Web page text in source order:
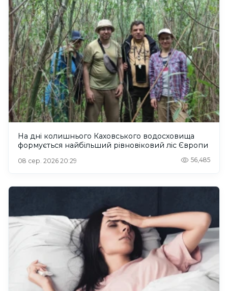
На дні колишнього Каховського водосховища
формується найбільший рівновіковий ліс Європи
08 сер. 2026 20:29 56,485